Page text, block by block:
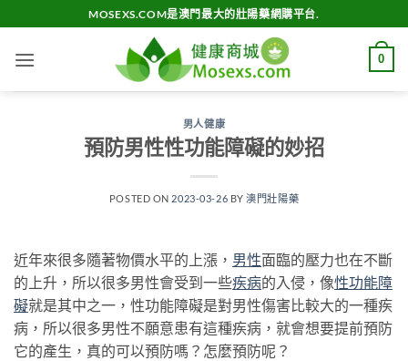
to
content
MOSEXS.COM是澳門最大的壯陽藥網購平台.
0
男人健康
預防男性性功能障礙的妙招
POSTED ON 2023-03-26 BY澳門壯陽藥
近年來很多隨著物價水平的上漲， 男性面臨的壓力也在不斷
的上升，所以很多男性會受到一些疾病的入侵，像性功能障
礙就是其中之一，性功能障礙是對男性傷害比較大的一種疾
病，所以很多男性不願意患有這種疾病，就會想要提前預防
它的產生，真的可以預防嗎？怎麼預防呢？